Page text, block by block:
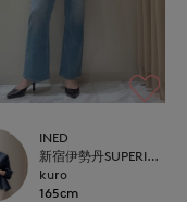
INED
新宿伊勢丹SUPERIOR CLOSET
kuro
165cm